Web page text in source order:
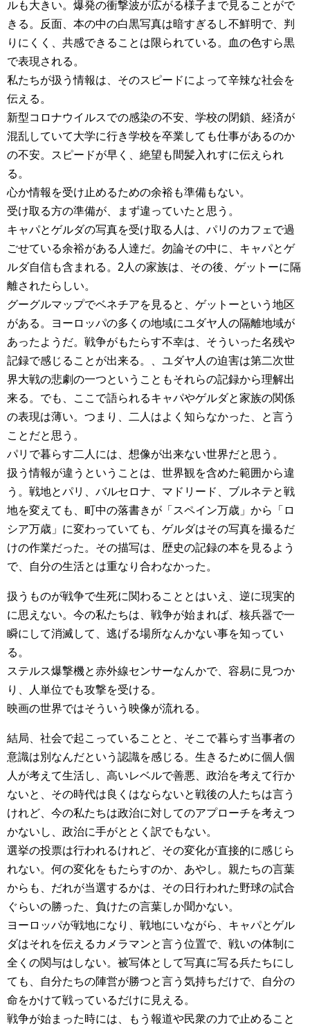
ルも大きい。爆発の衝撃波が広がる様子まで見ることがで
きる。反面、本の中の白黒写真は暗すぎるし不鮮明で、判
りにくく、共感できることは限られている。血の色すら黒
で表現される。
私たちが扱う情報は、そのスピードによって辛辣な社会を
伝える。
新型コロナウイルスでの感染の不安、学校の閉鎖、経済が
混乱していて大学に行き学校を卒業しても仕事があるのか
の不安。スピードが早く、絶望も間髪入れすに伝えられ
る。
心か情報を受け止めるための余裕も準備もない。
受け取る方の準備が、まず違っていたと思う。
キャパとゲルダの写真を受け取る人は、パリのカフェで過
ごせている余裕がある人達だ。勿論その中に、キャパとゲ
ルダ自信も含まれる。2人の家族は、その後、ゲットーに隔
離されたらしい。
グーグルマップでベネチアを見ると、ゲットーという地区
がある。ヨーロッパの多くの地域にユダヤ人の隔離地域が
あったようだ。戦争がもたらす不幸は、そういった名残や
記録で感じることが出来る。、ユダヤ人の迫害は第二次世
界大戦の悲劇の一つということもそれらの記録から理解出
来る。でも、ここで語られるキャパやゲルダと家族の関係
の表現は薄い。つまり、二人はよく知らなかった、と言う
ことだと思う。
パリで暮らす二人には、想像が出来ない世界だと思う。
扱う情報が違うということは、世界観を含めた範囲から違
う。戦地とパリ、バルセロナ、マドリード、ブルネテと戦
地を変えても、町中の落書きが「スペイン万歳」から「ロ
シア万歳」に変わっていても、ゲルダはその写真を撮るだ
けの作業だった。その描写は、歴史の記録の本を見るよう
で、自分の生活とは重なり合わなかった。
扱うものが戦争で生死に関わることとはいえ、逆に現実的
に思えない。今の私たちは、戦争が始まれば、核兵器で一
瞬にして消滅して、逃げる場所なんかない事を知ってい
る。
ステルス爆撃機と赤外線センサーなんかで、容易に見つか
り、人単位でも攻撃を受ける。
映画の世界ではそういう映像が流れる。
結局、社会で起こっていることと、そこで暮らす当事者の
意識は別なんだという認識を感じる。生きるために個人個
人が考えて生活し、高いレベルで善悪、政治を考えて行か
ないと、その時代は良くはならないと戦後の人たちは言う
けれど、今の私たちは政治に対してのアプローチを考えつ
かないし、政治に手がととく訳でもない。
選挙の投票は行われるけれど、その変化が直接的に感じら
れない。何の変化をもたらすのか、あやし。親たちの言葉
からも、だれが当選するかは、その日行われた野球の試合
ぐらいの勝った、負けたの言葉しか聞かない。
ヨーロッパが戦地になり、戦地にいながら、キャパとゲル
ダはそれを伝えるカメラマンと言う位置で、戦いの体制に
全くの関与はしない。被写体として写真に写る兵たちにし
ても、自分たちの陣営が勝つと言う気持ちだけで、自分の
命をかけて戦っているだけに見える。
戦争が始まった時には、もう報道や民衆の力で止めること